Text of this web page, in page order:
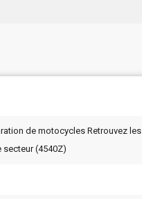
de motocycles Retrouvez les
(4540Z)